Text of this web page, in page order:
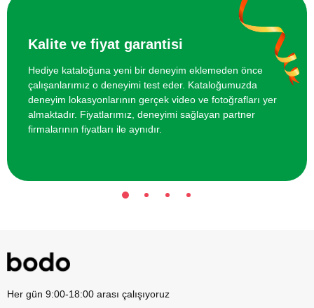
Kalite ve fiyat garantisi
Hediye kataloğuna yeni bir deneyim eklemeden önce
çalışanlarımız o deneyimi test eder. Kataloğumuzda
deneyim lokasyonlarının gerçek video ve fotoğrafları yer
almaktadır. Fiyatlarımız, deneyimi sağlayan partner
firmalarının fiyatları ile aynıdır.
Her gün 9:00-18:00 arası çalışıyoruz